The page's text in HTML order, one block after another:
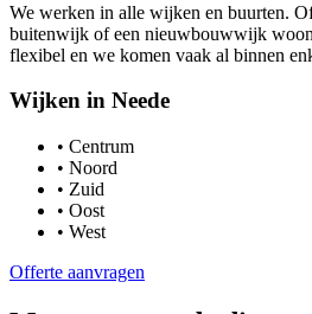
We werken in alle wijken en buurten.
buitenwijk of een nieuwbouwwijk
flexibel en we komen vaak al binnen
Wijken in Neede
• Centrum
• Noord
• Zuid
• Oost
• West
Offerte aanvragen